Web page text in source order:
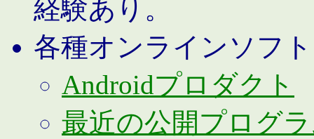
経験あり。
各種オンラインソフ
Androidプロダクト
最近の公開プログ